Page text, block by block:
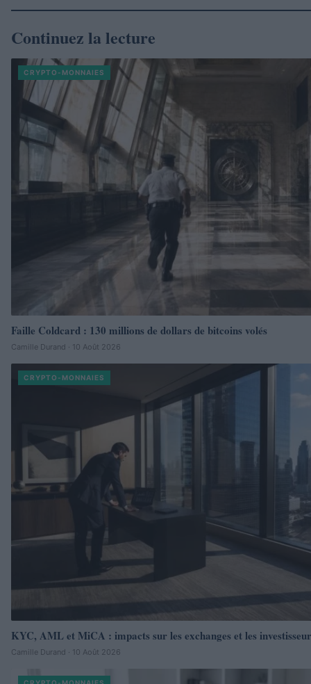
Continuez la lecture
CRYPTO-MONNAIES
Faille Coldcard : 130 millions de dollars de bitcoins volés
Camille Durand · 10 Août 2026
CRYPTO-MONNAIES
KYC, AML et MiCA : impacts sur les exchanges et les
Camille Durand · 10 Août 2026